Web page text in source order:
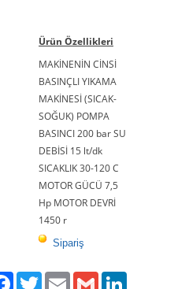
Ürün Özellikleri
MAKİNENİN CİNSİ
BASINÇLI YIKAMA
MAKİNESİ (SICAK-
SOĞUK) POMPA
BASINCI 200 bar SU
DEBİSİ 15 lt/dk
SICAKLIK 30-120 C
MOTOR GÜCÜ 7,5
Hp MOTOR DEVRİ
1450 r
Sipariş
Facebook
TwitterEmailGmail